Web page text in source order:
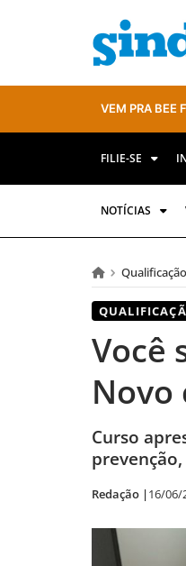
VEM PRA BEE
FILIE-SE
NOTÍCIAS
Você
Novo
Curso
Redação |16/06/